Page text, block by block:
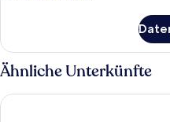
View
anzeigen
Twin
Room
with
View
Ähnliche Unterkünfte
Holiday Inn Pattaya by IHG